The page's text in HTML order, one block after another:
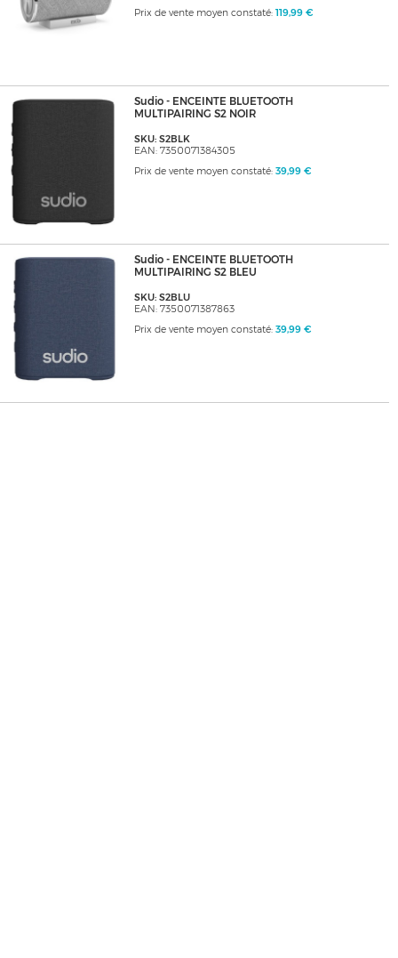
Prix de vente moyen constaté: 119,99 €
Sudio - ENCEINTE BLUETOOTH
MULTIPAIRING S2 NOIR
SKU: S2BLK
EAN: 7350071384305
Prix de vente moyen constaté: 39,99 €
Sudio - ENCEINTE BLUETOOTH
MULTIPAIRING S2 BLEU
SKU: S2BLU
EAN: 7350071387863
Prix de vente moyen constaté: 39,99 €